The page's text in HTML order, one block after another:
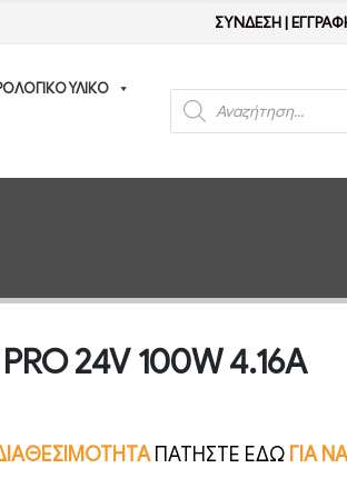
ΣΥΝΔΕΣΗ|
ΥΛΙΚΟ
Products
search
24V 100W 4.16A
ΠΑΤΗΣΤΕ ΕΔΩ ΓΙΑ ΝΑ